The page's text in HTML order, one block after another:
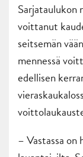
Sarjataulukon
voittanut
seitsemän
mennessä
edellisen
– Vastassa